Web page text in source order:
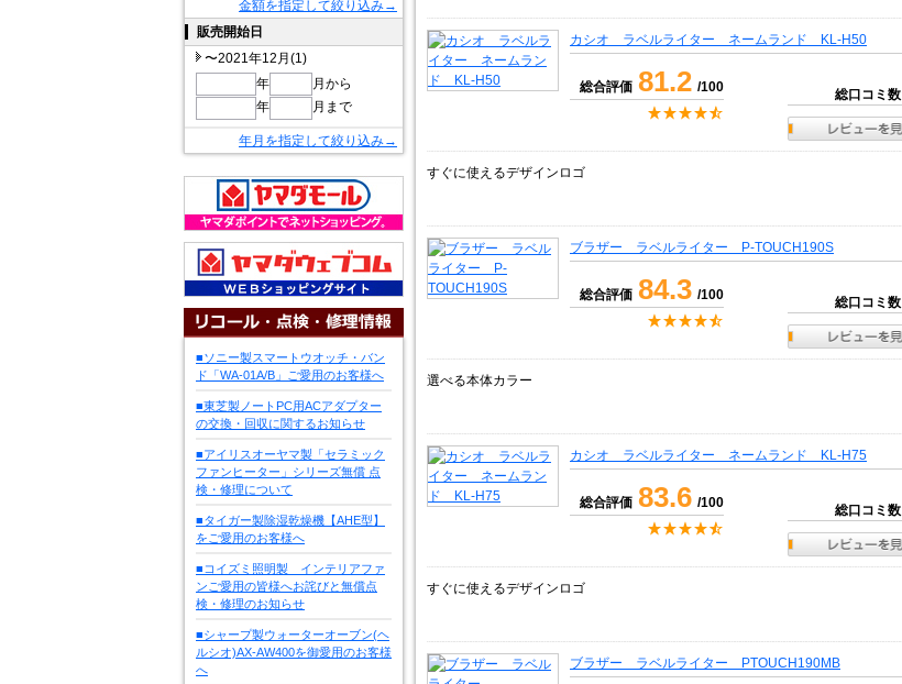
金額を指定して絞り込み→
販売開始日
〜2021年12月(1)
年
月から
年
月まで
年月を指定して絞り込み→
■ソニー製スマートウオッチ・バン
ド「WA-01A/B」ご愛用のお客様へ
■東芝製ノートPC用ACアダプター
の交換・回収に関するお知らせ
■アイリスオーヤマ製「セラミック
ファンヒーター」シリーズ無償 点
検・修理について
■タイガー製除湿乾燥機【AHE型】
をご愛用のお客様へ
■コイズミ照明製 インテリアファ
ンご愛用の皆様へお詫びと無償点
検・修理のお知らせ
■シャープ製ウォーターオーブン(ヘ
ルシオ)AX-AW400を御愛用のお客様
へ
カシオ ラベルライター ネームランド KL-H50
総合評価 81.2 /100 総口コミ数
すぐに使えるデザインロゴ
ブラザー ラベルライター P-TOUCH190S
総合評価 84.3 /100 総口コミ数
選べる本体カラー
カシオ ラベルライター ネームランド KL-H75
総合評価 83.6 /100 総口コミ数
すぐに使えるデザインロゴ
ブラザー ラベルライター PTOUCH190MB